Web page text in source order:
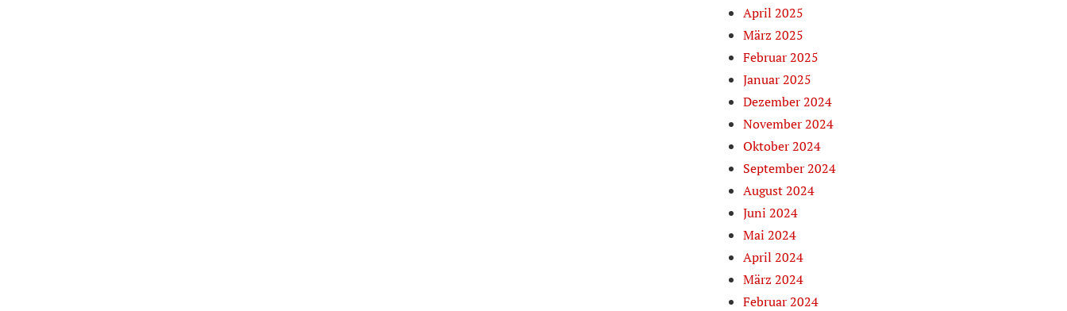
April 2025
März 2025
Februar 2025
Januar 2025
Dezember 2024
November 2024
Oktober 2024
September 2024
August 2024
Juni 2024
Mai 2024
April 2024
März 2024
Februar 2024